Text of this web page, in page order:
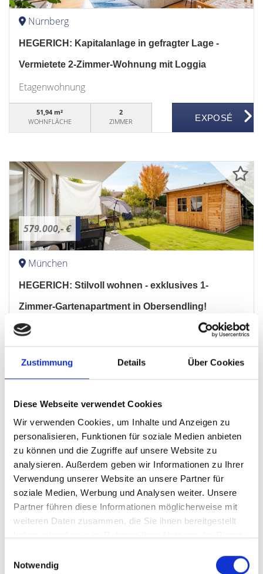
Zustimmung Details Über Cookies
Diese Webseite verwendet Cookies
Wir verwenden Cookies, um Inhalte und Anzeigen zu
personalisieren, Funktionen für soziale Medien anbieten
zu können und die Zugriffe auf unsere Website zu
analysieren. Außerdem geben wir Informationen zu Ihrer
Verwendung unserer Website an unsere Partner für
soziale Medien, Werbung und Analysen weiter. Unsere
Partner führen diese Informationen möglicherweise mit
weiteren Daten zusammen, die Sie ihnen bereitgestellt
Notwendig
Nürnberg
HEGERICH: Kapitalanlage in gefragter Lage -
Vermietete 2-Zimmer-Wohnung mit Loggia
Etagenwohnung
51,94 m²
WOHNFLÄCHE
2
ZIMMER
579.000,- €
München
HEGERICH: Stilvoll wohnen - exklusives 1-
Zimmer-Gartenapartment in Obersendling!
Terrassenwohnung
WOHNFLÄCHE
ZIMMER
320.000,- €
Nürnberg
HEGERICH: Modernes, möbliertes Wohnen: 2
Nürnberg